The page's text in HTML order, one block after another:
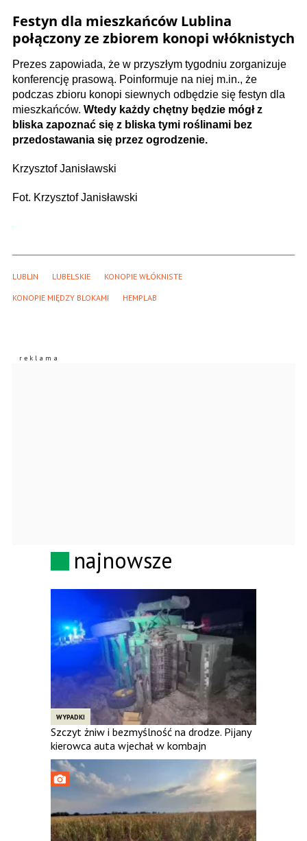
Festyn dla mieszkańców Lublina
połączony ze zbiorem konopi włóknistych
Prezes zapowiada, że w przyszłym tygodniu zorganizuje
konferencję prasową. Poinformuje na niej m.in., że
podczas zbioru konopi siewnych odbędzie się festyn dla
mieszkańców. Wtedy każdy chętny będzie mógł z
bliska zapoznać się z bliska tymi roślinami bez
przedostawania się przez ogrodzenie.
Krzysztof Janisławski
Fot. Krzysztof Janisławski
LUBLIN LUBELSKIE KONOPIE WŁÓKNISTE
KONOPIE MIĘDZY BLOKAMI HEMPLAB
najnowsze
WYPADKI
Szczyt żniw i bezmyślność na drodze. Pijany
kierowca auta wjechał w kombajn